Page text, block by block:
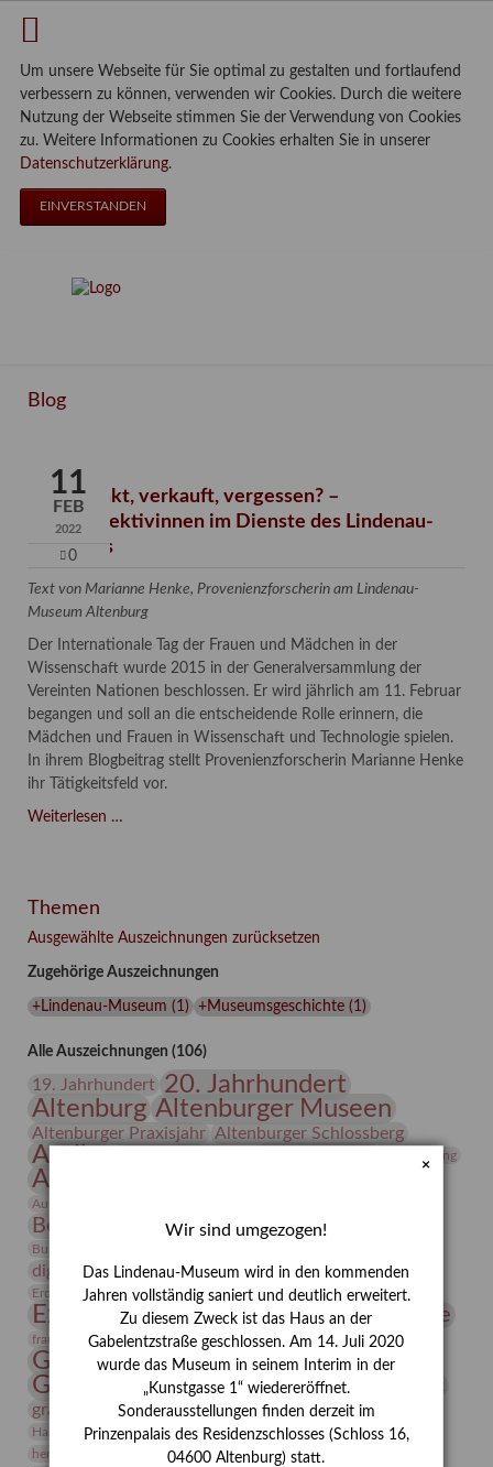
Um unsere Webseite für Sie optimal zu gestalten und fortlaufend
verbessern zu können, verwenden wir Cookies. Durch die weitere
Nutzung der Webseite stimmen Sie der Verwendung von Cookies
zu. Weitere Informationen zu Cookies erhalten Sie in unserer
Datenschutzerklärung.
EINVERSTANDEN
Blog
11
FEB
2022
0
Verschenkt, verkauft, vergessen? –
Kunstdetektivinnen im Dienste des Lindenau-
Museums
Text von Marianne Henke, Provenienzforscherin am Lindenau-
Museum Altenburg
Der Internationale Tag der Frauen und Mädchen in der
Wissenschaft wurde 2015 in der Generalversammlung der
Vereinten Nationen beschlossen. Er wird jährlich am 11. Februar
begangen und soll an die entscheidende Rolle erinnern, die
Mädchen und Frauen in Wissenschaft und Technologie spielen.
In ihrem Blogbeitrag stellt Provenienzforscherin Marianne Henke
ihr Tätigkeitsfeld vor.
Weiterlesen …
im
des
Lindenau-
Themen
Ausgewählte Auszeichnungen zurücksetzen
Zugehörige Auszeichnungen
+Lindenau-Museum (1 ) +Museumsgeschichte(1 )
Alle Auszeichnungen (106)
19. Jahrhundert 20. Jahrhundert
Altenburg Altenburger Museen
Altenburger Praxisjahr Altenburger Schlossberg
Antike Asta Gröting
Ausstellung
Ausstellung „Vier Winde“
Bernhard August von Lindenau
Burg Posterstein
digitallabor Entartete Kunst
Enteignung
Erdmann Julius Dietrich
Erlebnisportal estrusker Exlibris
Expressionismus Festrede Florenz Fotografie
frauen Frauen in der Antike und heute
Gerhard-Altenbourg-Preis
Gerhard Altenbourg
Gerhard Kurt Müller
grafische sammlung griechische Mythologie
Hanns-Conon von der Gabelentz Heinrich Kirchhoff Heldinnen
herman de vries Humboldt
Insekten
×
Wir sind umgezogen!
Das Lindenau-Museum wird in den kommenden
Jahren vollständig saniert und deutlich erweitert.
Zu diesem Zweck ist das Haus an der
Gabelentzstraße geschlossen. Am 14. Juli 2020
wurde das Museum in seinem Interim in der
„Kunstgasse 1“ wiedereröffnet.
Sonderausstellungen finden derzeit im
Prinzenpalais des Residenzschlosses (Schloss 16,
04600 Altenburg) statt.